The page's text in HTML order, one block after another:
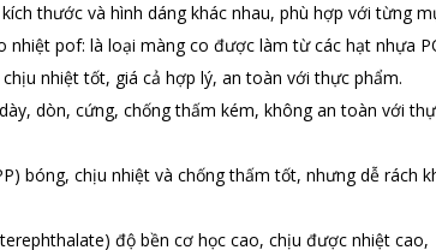
thước và hình dáng khác nhau, phù hợp với từng
nhiệt pof: là loại màng co được làm từ các hạt nhựa
nhiệt tốt, giá cả hợp lý, an toàn với thực phẩm.
dòn, cứng, chống thấm kém, không an toàn với
bóng, chịu nhiệt và chống thấm tốt, nhưng dễ rách
độ bền cơ học cao, chịu được nhiệt cao,